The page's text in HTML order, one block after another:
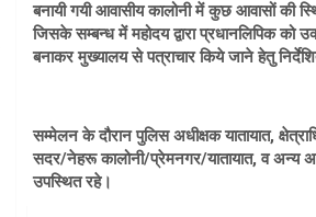
बनायी गयी आवासीय कालोनी में कुछ आवासों की
जिसके सम्बन्ध में महोदय द्वारा प्रधानलिपिक को
बनाकर मुख्यालय से पत्राचार किये जाने हेतु
सम्मेलन के दौरान पुलिस अधीक्षक यातायात,
सदर/नेहरू कालोनी/प्रेमनगर/यातायात, व अन्य
उपस्थित रहे।